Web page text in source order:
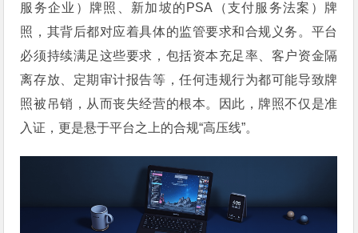
服务企业）牌照、新加坡的PSA（支付服务法案）牌
照，其背后都对应着具体的监管要求和合规义务。平台
必须持续满足这些要求，包括资本充足率、客户资金隔
离存放、定期审计报告等，任何违规行为都可能导致牌
照被吊销，从而丧失经营的根本。因此，牌照不仅是准
入证，更是悬于平台之上的合规“高压线”。